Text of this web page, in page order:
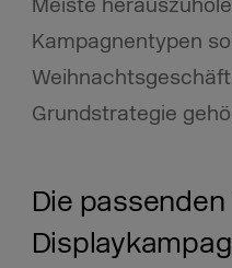
Kampagnentypen
Grundstrategie
Die